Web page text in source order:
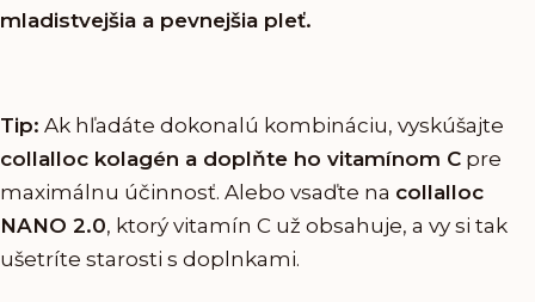
mladistvejšia a pevnejšia pleť.
Tip: Ak hľadáte dokonalú kombináciu, vyskúšajte
collalloc kolagén a doplňte ho vitamínom C pre
maximálnu účinnosť. Alebo vsaďte na collalloc
NANO 2.0, ktorý vitamín C už obsahuje, a vy si tak
ušetríte starosti s doplnkami.